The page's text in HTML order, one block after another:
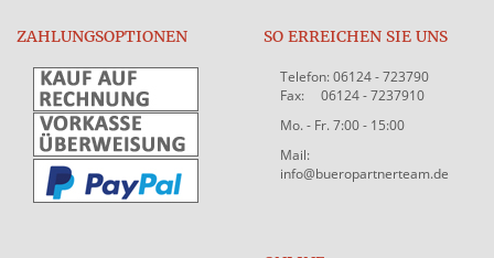
ZAHLUNGSOPTIONEN SO ERREICHEN SIE UNS
Telefon: 06124 - 723790
Fax: 06124 - 7237910
Mo. - Fr. 7:00 - 15:00
Mail:
info@bueropartnerteam.de